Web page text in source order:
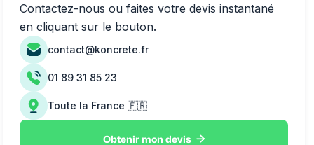
Contactez-nous ou faites votre devis instantané
en cliquant sur le bouton.
contact@koncrete.fr
01 89 31 85 23
Toute la France 🇫🇷
Obtenir mon devis 